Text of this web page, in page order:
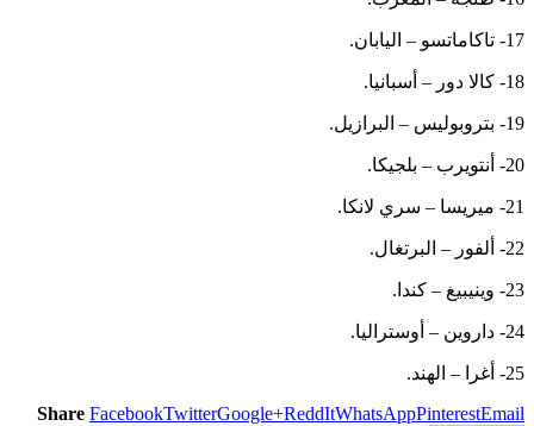
17- تاكاماتسو – اليابان.
18- كالا دور – أسبانيا.
19- بتروبوليس – البرازيل.
20- أنتويرب – بلجيكا.
21- ميريسا – سري لانكا.
22- ألفور – البرتغال.
23- وينيبيغ – كندا.
24- داروين – أوستراليا.
25- أغرا – الهند.
Share FacebookTwitterGoogle+ReddItWhatsAppPinterestEmail